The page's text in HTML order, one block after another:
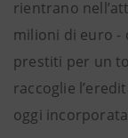
rientrano
milioni di euro -
prestiti per un
raccoglie
oggi